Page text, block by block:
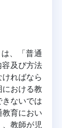
、「普通
及び方法
ればなら
おける教
ないでは
育におい
教師が児